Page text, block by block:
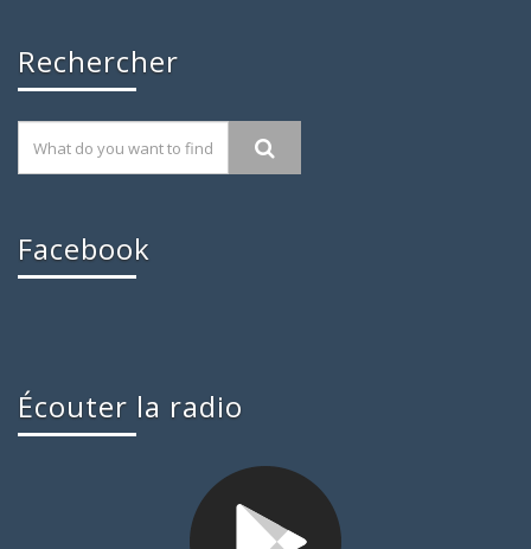
Rechercher
Facebook
Écouter la radio